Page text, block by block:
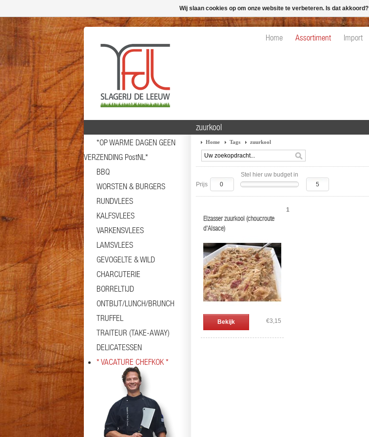
Home Assortiment Import
*OP WARME DAGEN GEEN
VERZENDING PostNL*
BBQ
WORSTEN & BURGERS
RUNDVLEES
KALFSVLEES
VARKENSVLEES
LAMSVLEES
GEVOGELTE & WILD
CHARCUTERIE
BORRELTIJD
ONTBIJT/LUNCH/BRUNCH
TRUFFEL
TRAITEUR (TAKE-AWAY)
DELICATESSEN
* VACATURE CHEFKOK *
zuurkool
Home Tags zuurkool
Stel hier uw budget in
Prijs
Elzasser zuurkool (choucroute
d'Alsace)
Bekijk €3,15
1
Wij slaan cookies op om onze website te verbeteren. Is dat akkoord?